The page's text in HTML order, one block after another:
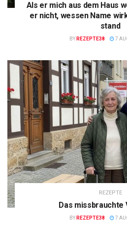
Als er mich aus dem Haus
er nicht, wessen Name
stand
BY REZEPTE38 7
REZEPTE
Das missbrauchte
BY REZEPTE38 7